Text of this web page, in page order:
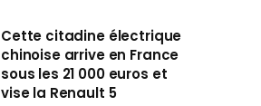
Cette citadine électrique
chinoise arrive en France
sous les 21 000 euros et
vise la Renault 5